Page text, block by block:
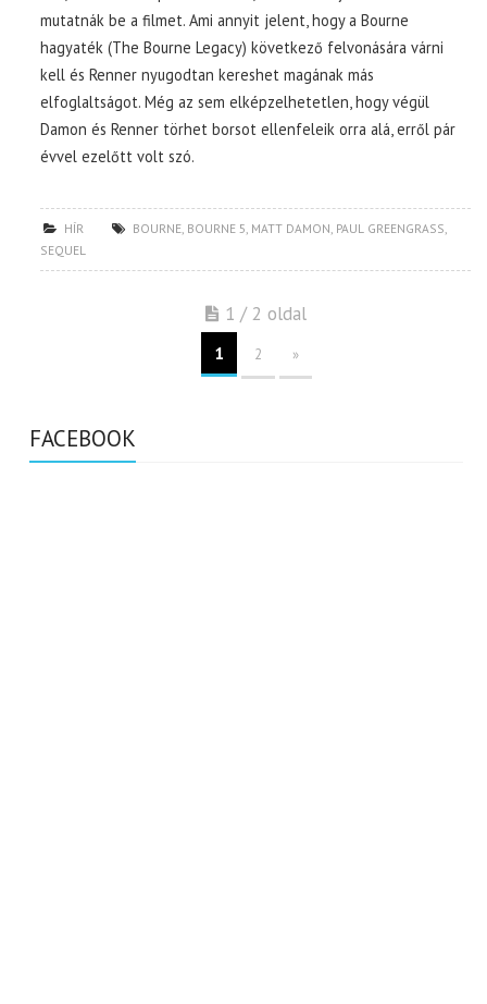
mutatnák be a filmet. Ami annyit jelent, hogy a Bourne
hagyaték (The Bourne Legacy) következő felvonására várni
kell és Renner nyugodtan kereshet magának más
elfoglaltságot. Még az sem elképzelhetetlen, hogy végül
Damon és Renner törhet borsot ellenfeleik orra alá, erről pár
évvel ezelőtt volt szó.
HÍR BOURNE BOURNE 5 MATT DAMON PAUL GREENGRASS
SEQUEL
1 / 2 oldal
1 2 »
FACEBOOK